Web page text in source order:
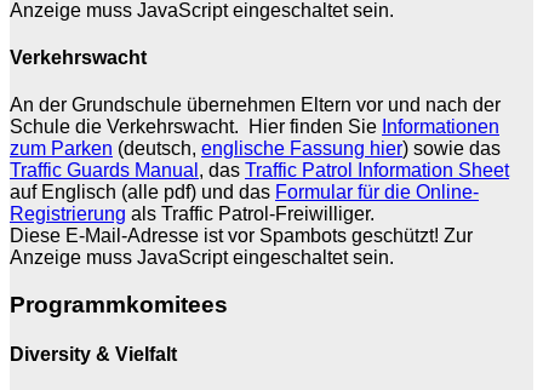
Anzeige muss JavaScript eingeschaltet sein.
Verkehrswacht
An der Grundschule übernehmen Eltern vor und nach der
Schule die Verkehrswacht. Hier finden Sie Informationen
zum Parken (deutsch, englische Fassung hier) sowie das
Traffic Guards Manual , das Traffic Patrol Information Sheet
auf Englisch (alle pdf) und das Formular für die Online-
Registrierung als Traffic Patrol-Freiwilliger.
Diese E-Mail-Adresse ist vor Spambots geschützt! Zur
Anzeige muss JavaScript eingeschaltet sein.
Programmkomitees
Diversity & Vielfalt